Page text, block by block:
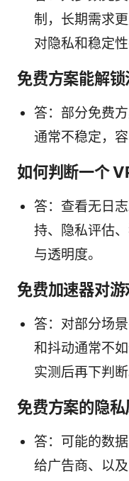
制，长期需求
对隐私和稳定
免费方案能解锁
答：部分免费
通常不稳定，
如何判断一个
答：查看无日
持、隐私评估
与透明度。
免费加速器对游
答：对部分场
和抖动通常不
实测后再下判断
免费方案的隐私
答：可能的数
给广告商、以